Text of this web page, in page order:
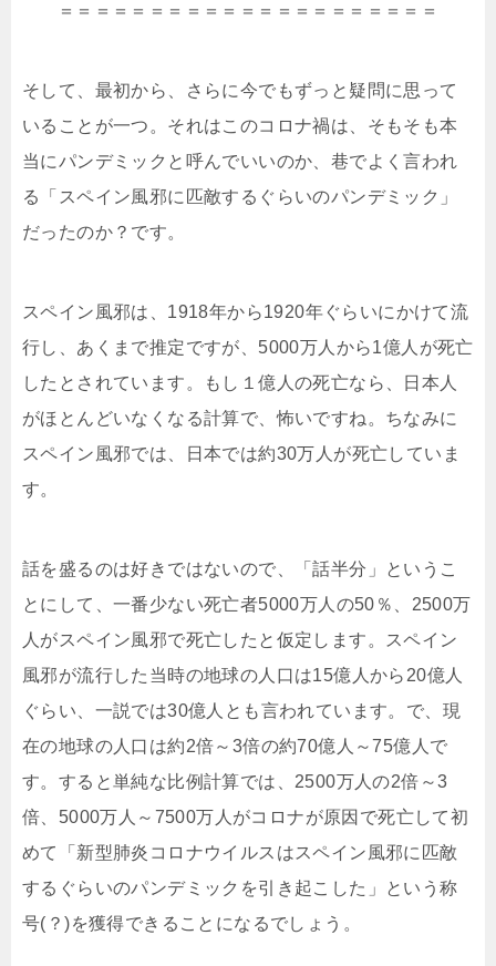
＝＝＝＝＝＝＝＝＝＝＝＝＝＝＝＝＝＝＝＝＝
そして、最初から、さらに今でもずっと疑問に思って
いることが一つ。それはこのコロナ禍は、そもそも本
当にパンデミックと呼んでいいのか、巷でよく言われ
る「スペイン風邪に匹敵するぐらいのパンデミック」
だったのか？です。
スペイン風邪は、1918年から1920年ぐらいにかけて流
行し、あくまで推定ですが、5000万人から1億人が死亡
したとされています。もし１億人の死亡なら、日本人
がほとんどいなくなる計算で、怖いですね。ちなみに
スペイン風邪では、日本では約30万人が死亡していま
す。
話を盛るのは好きではないので、「話半分」というこ
とにして、一番少ない死亡者5000万人の50％、2500万
人がスペイン風邪で死亡したと仮定します。スペイン
風邪が流行した当時の地球の人口は15億人から20億人
ぐらい、一説では30億人とも言われています。で、現
在の地球の人口は約2倍～3倍の約70億人～75億人で
す。すると単純な比例計算では、2500万人の2倍～3
倍、5000万人～7500万人がコロナが原因で死亡して初
めて「新型肺炎コロナウイルスはスペイン風邪に匹敵
するぐらいのパンデミックを引き起こした」という称
号(？)を獲得できることになるでしょう。